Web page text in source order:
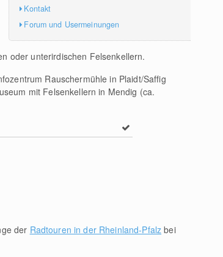
Kontakt
Forum und Usermeinungen
oder unterirdischen Felsenkellern.
Rauschermühle in Plaidt/Saffig
mit Felsenkellern in Mendig (ca.
der Radtouren in der Rheinland-Pfalz bei